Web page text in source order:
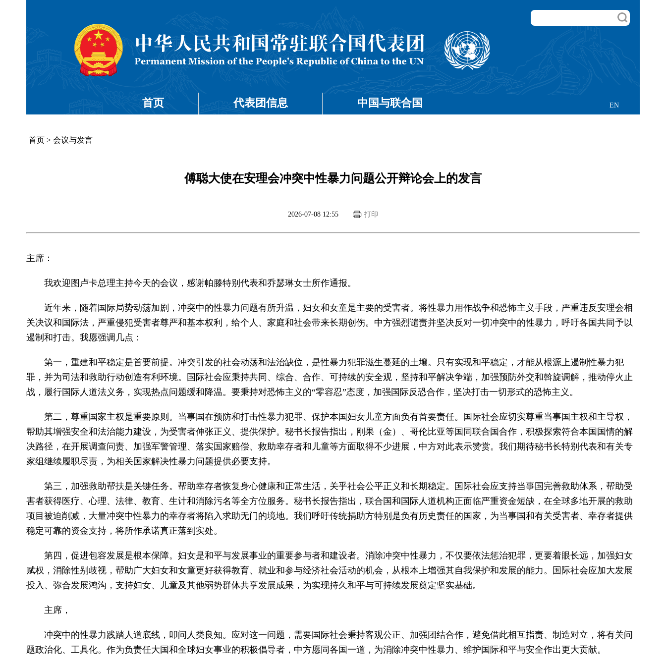
EN
首页 代表团信息 中国与联合国
首页 > 会议与发言
傅聪大使在安理会冲突中性暴力问题公开辩论会上的发言
2026-07-08 12:55 打印
主席：
我欢迎图卢卡总理主持今天的会议，感谢帕滕特别代表和乔瑟琳女士所作通报。
近年来，随着国际局势动荡加剧，冲突中的性暴力问题有所升温，妇女和女童是主要的受害者。将性暴力用作战争和恐怖主义手段，严重违反安理会相
关决议和国际法，严重侵犯受害者尊严和基本权利，给个人、家庭和社会带来长期创伤。中方强烈谴责并坚决反对一切冲突中的性暴力，呼吁各国共同予以
遏制和打击。我愿强调几点：
第一，重建和平稳定是首要前提。冲突引发的社会动荡和法治缺位，是性暴力犯罪滋生蔓延的土壤。只有实现和平稳定，才能从根源上遏制性暴力犯
罪，并为司法和救助行动创造有利环境。国际社会应秉持共同、综合、合作、可持续的安全观，坚持和平解决争端，加强预防外交和斡旋调解，推动停火止
战，履行国际人道法义务，实现热点问题缓和降温。要秉持对恐怖主义的“零容忍”态度，加强国际反恐合作，坚决打击一切形式的恐怖主义。
第二，尊重国家主权是重要原则。当事国在预防和打击性暴力犯罪、保护本国妇女儿童方面负有首要责任。国际社会应切实尊重当事国主权和主导权，
帮助其增强安全和法治能力建设，为受害者伸张正义、提供保护。秘书长报告指出，刚果（金）、哥伦比亚等国同联合国合作，积极探索符合本国国情的解
决路径，在开展调查问责、加强军警管理、落实国家赔偿、救助幸存者和儿童等方面取得不少进展，中方对此表示赞赏。我们期待秘书长特别代表和有关专
家组继续履职尽责，为相关国家解决性暴力问题提供必要支持。
第三，加强救助帮扶是关键任务。帮助幸存者恢复身心健康和正常生活，关乎社会公平正义和长期稳定。国际社会应支持当事国完善救助体系，帮助受
害者获得医疗、心理、法律、教育、生计和消除污名等全方位服务。秘书长报告指出，联合国和国际人道机构正面临严重资金短缺，在全球多地开展的救助
项目被迫削减，大量冲突中性暴力的幸存者将陷入求助无门的境地。我们呼吁传统捐助方特别是负有历史责任的国家，为当事国和有关受害者、幸存者提供
稳定可靠的资金支持，将所作承诺真正落到实处。
第四，促进包容发展是根本保障。妇女是和平与发展事业的重要参与者和建设者。消除冲突中性暴力，不仅要依法惩治犯罪，更要着眼长远，加强妇女
赋权，消除性别歧视，帮助广大妇女和女童更好获得教育、就业和参与经济社会活动的机会，从根本上增强其自我保护和发展的能力。国际社会应加大发展
投入、弥合发展鸿沟，支持妇女、儿童及其他弱势群体共享发展成果，为实现持久和平与可持续发展奠定坚实基础。
主席，
冲突中的性暴力践踏人道底线，叩问人类良知。应对这一问题，需要国际社会秉持客观公正、加强团结合作，避免借此相互指责、制造对立，将有关问
题政治化、工具化。作为负责任大国和全球妇女事业的积极倡导者，中方愿同各国一道，为消除冲突中性暴力、维护国际和平与安全作出更大贡献。